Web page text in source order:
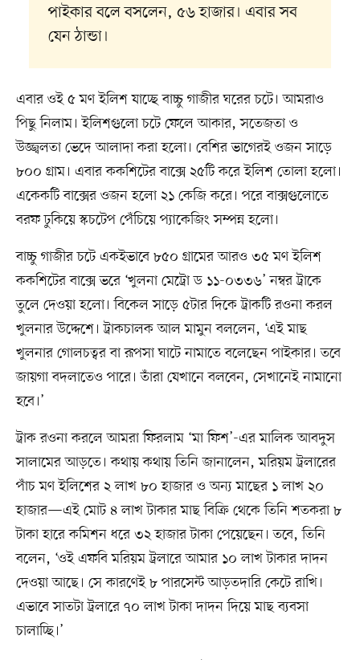
পাইকার বলে বসলেন, ৫৬ হাজার। এবার সব
যেন ঠান্ডা।
এবার ওই ৫ মণ ইলিশ যাচ্ছে বাচ্চু গাজীর ঘরের চটে। আমরাও
পিছু নিলাম। ইলিশগুলো চটে ফেলে আকার, সতেজতা ও
উজ্জ্বলতা ভেদে আলাদা করা হলো। বেশির ভাগেরই ওজন সাড়ে
৮০০ গ্রাম। এবার ককশিটের বাক্সে ২৫টি করে ইলিশ তোলা হলো।
একেকটি বাক্সের ওজন হলো ২১ কেজি করে। পরে বাক্সগুলোতে
বরফ ঢুকিয়ে স্কচটেপ পেঁচিয়ে প্যাকেজিং সম্পন্ন হলো।
বাচ্চু গাজীর চটে একইভাবে ৮৫০ গ্রামের আরও ৩৫ মণ ইলিশ
ককশিটের বাক্সে ভরে ‘খুলনা মেট্রো ড ১১-০৩৩৬’ নম্বর ট্রাকে
তুলে দেওয়া হলো। বিকেল সাড়ে ৫টার দিকে ট্রাকটি রওনা করল
খুলনার উদ্দেশে। ট্রাকচালক আল মামুন বললেন, ‘এই মাছ
খুলনার গোলচত্বর বা রূপসা ঘাটে নামাতে বলেছেন পাইকার। তবে
জায়গা বদলাতেও পারে। তাঁরা যেখানে বলবেন, সেখানেই নামানো
হবে।’
ট্রাক রওনা করলে আমরা ফিরলাম ‘মা ফিশ’-এর মালিক আবদুস
সালামের আড়তে। কথায় কথায় তিনি জানালেন, মরিয়ম ট্রলারের
পাঁচ মণ ইলিশের ২ লাখ ৮০ হাজার ও অন্য মাছের ১ লাখ ২০
হাজার—এই মোট ৪ লাখ টাকার মাছ বিক্রি থেকে তিনি শতকরা ৮
টাকা হারে কমিশন ধরে ৩২ হাজার টাকা পেয়েছেন। তবে, তিনি
বলেন, ‘ওই এফবি মরিয়ম ট্রলারে আমার ১০ লাখ টাকার দাদন
দেওয়া আছে। সে কারণেই ৮ পারসেন্ট আড়তদারি কেটে রাখি।
এভাবে সাতটা ট্রলারে ৭০ লাখ টাকা দাদন দিয়ে মাছ ব্যবসা
চালাচ্ছি।’